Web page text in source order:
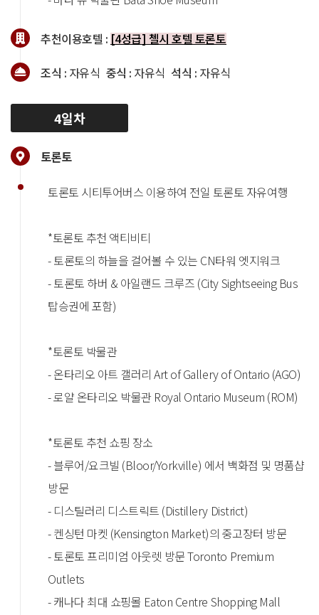
추천이용호텔 :[4성급] 첼시 호텔 토론토
조식 : 자유식 중식 : 자유식 석식 : 자유식
4일차
토론토
토론토 시티투어버스 이용하여 전일 토론토 자유여행
*토론토 추천 액티비티
- 토론토의 하늘을 걸어볼 수 있는 CN타워 엣지워크
- 토론토 하버 & 아일랜드 크루즈 (City Sightseeing Bus
탑승권에 포함)
*토론토 박물관
- 온타리오 아트 갤러리 Art of Gallery of Ontario (AGO)
- 로얄 온타리오 박물관 Royal Ontario Museum (ROM)
*토론토 추천 쇼핑 장소
- 블루어/요크빌 (Bloor/Yorkville) 에서 백화점 및 명품샵
방문
- 디스틸러리 디스트릭트 (Distillery District)
- 켄싱턴 마켓 (Kensington Market)의 중고장터 방문
- 토론토 프리미엄 아웃렛 방문 Toronto Premium
Outlets
- 캐나다 최대 쇼핑몰 Eaton Centre Shopping Mall